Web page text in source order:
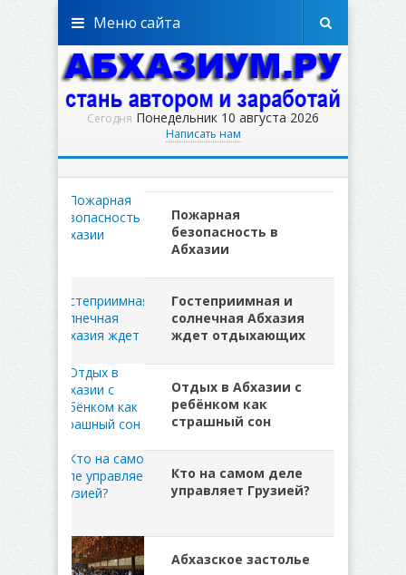
Сегодня Понедельник 10 августа 2026
Написать нам
Меню сайта
Пожарная
безопасность в
Абхазии
Гостеприимная и
солнечная Абхазия
ждет отдыхающих
Отдых в Абхазии с
ребёнком как
страшный сон
Кто на самом деле
управляет Грузией?
Абхазское застолье